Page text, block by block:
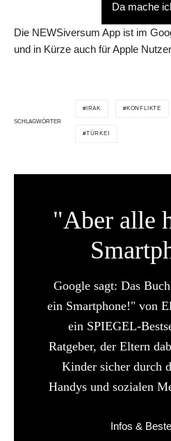
Da mache
Die NEWSiversum App ist im
und in Kürze auch für Apple
SCHLAGWÖRTER
IRAK KONFLIKTE
TÜRKEI
"Aber alle
Google sagt: Das
ein Smartphone!" von
ein SPIEGEL-
Ratgeber, der Eltern
Kinder sicher durch
Handys und sozialen
Infos &